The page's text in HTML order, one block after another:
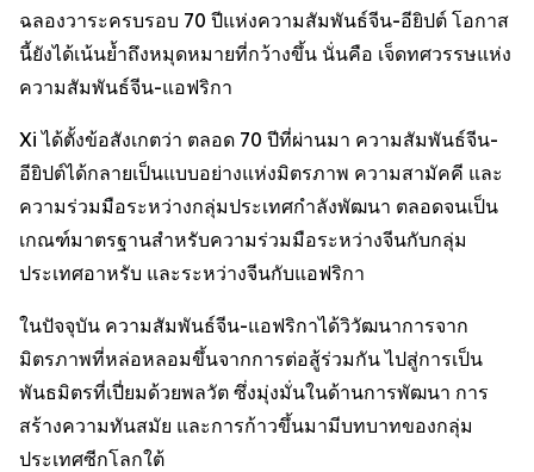
ฉลองวาระครบรอบ 70 ปีแห่งความสัมพันธ์จีน-อียิปต์ โอกาส
นี้ยังได้เน้นย้ำถึงหมุดหมายที่กว้างขึ้น นั่นคือ เจ็ดทศวรรษแห่ง
ความสัมพันธ์จีน-แอฟริกา
Xi ได้ตั้งข้อสังเกตว่า ตลอด 70 ปีที่ผ่านมา ความสัมพันธ์จีน-
อียิปต์ได้กลายเป็นแบบอย่างแห่งมิตรภาพ ความสามัคคี และ
ความร่วมมือระหว่างกลุ่มประเทศกำลังพัฒนา ตลอดจนเป็น
เกณฑ์มาตรฐานสำหรับความร่วมมือระหว่างจีนกับกลุ่ม
ประเทศอาหรับ และระหว่างจีนกับแอฟริกา
ในปัจจุบัน ความสัมพันธ์จีน-แอฟริกาได้วิวัฒนาการจาก
มิตรภาพที่หล่อหลอมขึ้นจากการต่อสู้ร่วมกัน ไปสู่การเป็น
พันธมิตรที่เปี่ยมด้วยพลวัต ซึ่งมุ่งมั่นในด้านการพัฒนา การ
สร้างความทันสมัย และการก้าวขึ้นมามีบทบาทของกลุ่ม
ประเทศซีกโลกใต้